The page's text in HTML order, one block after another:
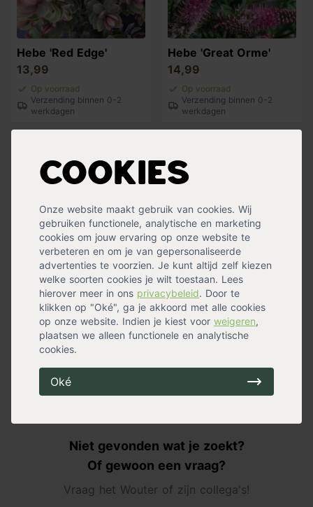
Cookies
Onze website maakt gebruik van cookies. Wij
gebruiken functionele, analytische en marketing
cookies om jouw ervaring op onze website te
verbeteren en om je van gepersonaliseerde
advertenties te voorzien. Je kunt altijd zelf kiezen
welke soorten cookies je wilt toestaan. Lees
hierover meer in ons privacybeleid. Door te
klikken op "Oké", ga je akkoord met alle cookies
op onze website. Indien je kiest voor weigeren,
plaatsen we alleen functionele en analytische
cookies.
Oké
Hebe 'Red Edge'
13,99
Op voorraad
Verzending binnen 0-2
werkdagen
Hebe 'Great Orme'
14,99
Op voorraad
Verzending binnen 0-2
werkdagen
Gele trompetbloem
Campsis radicans 'Flava'
17,99
Op voorraad
Verzending binnen 0-2
werkdagen
Koffieplant
Coffea arabica
11,99
Op voorraad
Vandaag besteld, dinsdag in
Niet gevonden wat je zoekt?
Of gewoon een vraag?
Vraag het Wouter of zijn collega's!